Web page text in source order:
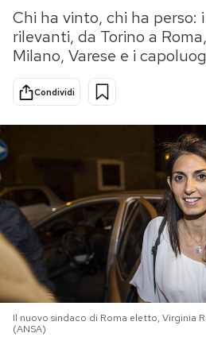
Tecnologia
Internet
Scienza
Cultura
Economia
PODCAST
NEWSLETTER
I MIEI PREFERITI
Chi ha vinto, chi ha perso:
rilevanti, da Torino a
Milano, Varese e i
Condividi
Il nuovo sindaco di Roma eletto, Virginia
(ANSA)